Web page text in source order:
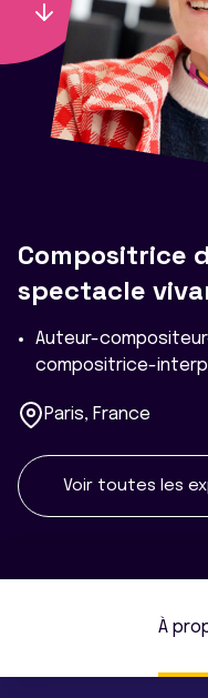
Compositrice
spectacle
Auteur-
compositrice-
Paris, France
Voir toutes les
À